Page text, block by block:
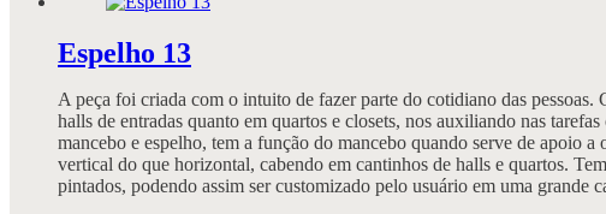
Espelho 13
A peça foi criada com o intuito de fazer parte do cotidiano das
halls de entradas quanto em quartos e closets, nos auxiliando nas
mancebo e espelho, tem a função do mancebo quando serve de apoio
vertical do que horizontal, cabendo em cantinhos de halls e quartos.
pintados, podendo assim ser customizado pelo usuário em uma grande